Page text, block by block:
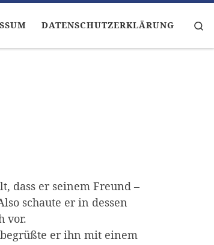
DATENSCHUTZERKLÄRUNG
dass er seinem Freund –
schaute er in dessen
vor.
er ihn mit einem